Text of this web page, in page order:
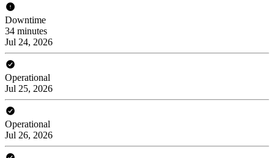
Downtime
34 minutes
Jul 24, 2026
Operational
Jul 25, 2026
Operational
Jul 26, 2026